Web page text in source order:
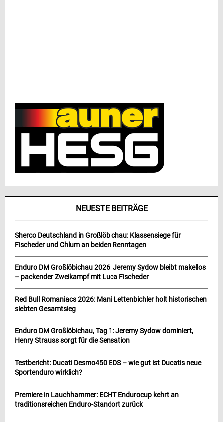
NEUESTE BEITRÄGE
Sherco Deutschland in Großlöbichau: Klassensiege für
Fischeder und Chlum an beiden Renntagen
Enduro DM Großlöbichau 2026: Jeremy Sydow bleibt makellos
– packender Zweikampf mit Luca Fischeder
Red Bull Romaniacs 2026: Mani Lettenbichler holt historischen
siebten Gesamtsieg
Enduro DM Großlöbichau, Tag 1: Jeremy Sydow dominiert,
Henry Strauss sorgt für die Sensation
Testbericht: Ducati Desmo450 EDS – wie gut ist Ducatis neue
Sportenduro wirklich?
Premiere in Lauchhammer: ECHT Endurocup kehrt an
traditionsreichen Enduro-Standort zurück